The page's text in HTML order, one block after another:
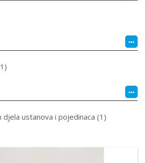
djela ustanova i pojedinaca (1)